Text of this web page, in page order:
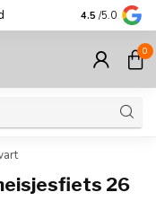
Korting tot
4.5 /5.0
0
26